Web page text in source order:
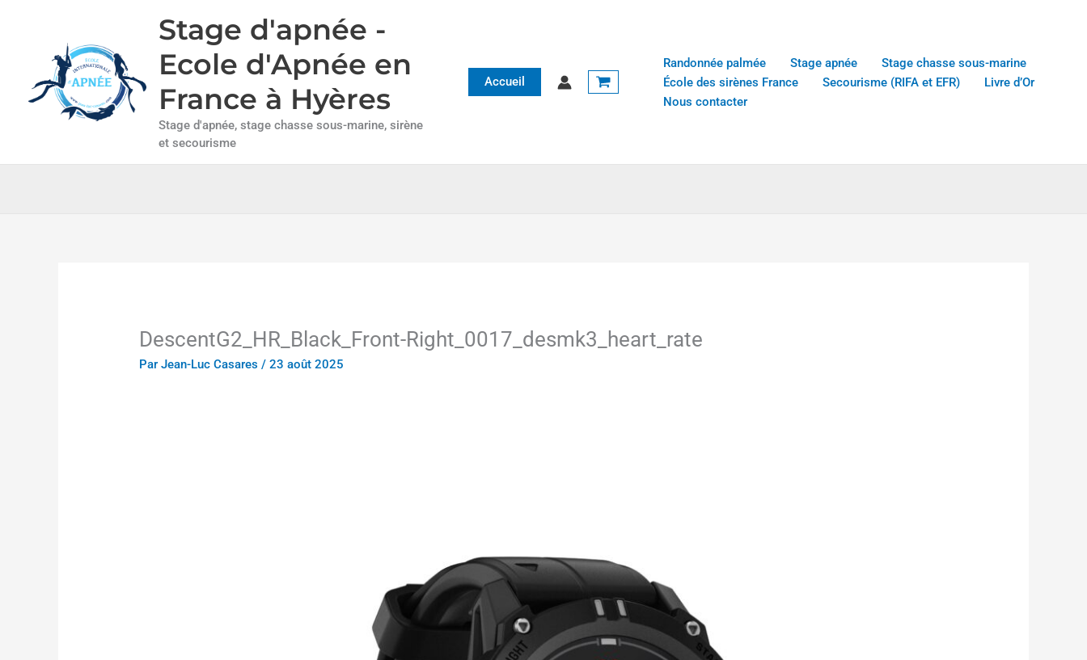
Stage d'apnée -
Ecole d'Apnée en
France à Hyères
Stage d'apnée, stage chasse sous-marine, sirène
et secourisme
Accueil
Randonnée palmée Stage apnée
Stage chasse sous-marine
École des sirènes France
Secourisme (RIFA et EFR)
Livre d’Or
Nous contacter
DescentG2_HR_Black_Front-Right_0017_desmk3_heart_rate
ParJean-Luc Casares/23 août 2025